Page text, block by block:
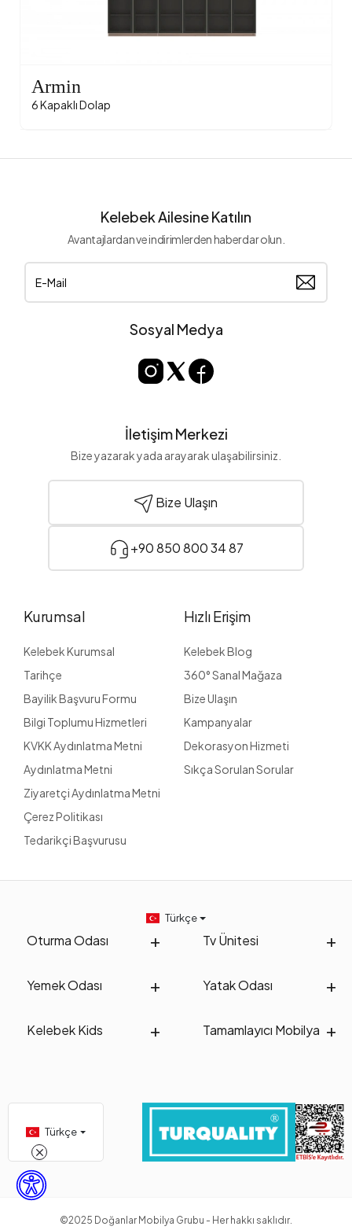
Armin
6 Kapaklı Dolap
Kelebek Ailesine Katılın
Avantajlardan ve indirimlerden haberdar olun.
Sosyal Medya
İletişim Merkezi
Bize yazarak yada arayarak ulaşabilirsiniz.
Bize Ulaşın
+90 850 800 34 87
Kurumsal
Kelebek Kurumsal
Tarihçe
Bayilik Başvuru Formu
Bilgi Toplumu Hizmetleri
KVKK Aydınlatma Metni
Aydınlatma Metni
Ziyaretçi Aydınlatma Metni
Çerez Politikası
Tedarikçi Başvurusu
Hızlı Erişim
Kelebek Blog
360° Sanal Mağaza
Bize Ulaşın
Kampanyalar
Dekorasyon Hizmeti
Sıkça Sorulan Sorular
Oturma Odası Tv Ünitesi
Yemek Odası Yatak Odası
Kelebek Kids Tamamlayıcı Mobilya
Türkçe
Türkçe
©2025 Doğanlar Mobilya Grubu - Her hakkı saklıdır.